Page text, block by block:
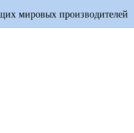
производителей